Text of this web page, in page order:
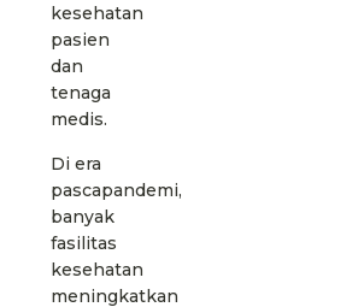
kesehatan
pasien
dan
tenaga
medis.
Di era
pascapandemi,
banyak
fasilitas
kesehatan
meningkatkan